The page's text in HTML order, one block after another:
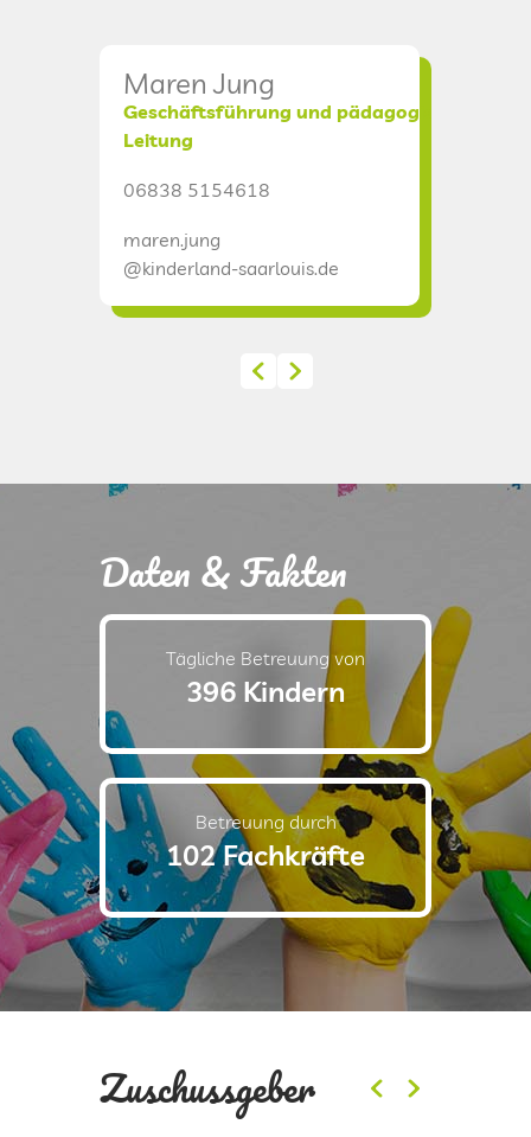
Maren Jung
Geschäftsführung und pädagogische
Leitung
06838 5154618
maren.jung
@kinderland-saarlouis.de
Daten & Fakten
Tägliche Betreuung von
396 Kindern
Betreuung durch
102 Fachkräfte
Zuschussgeber